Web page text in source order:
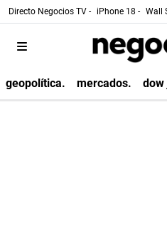
Directo Negocios TV - iPhone 18 - Wall
geopolítica. mercados. dow